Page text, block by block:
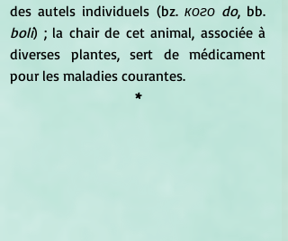
des autels individuels (bz. кого do
boli) ; la chair de cet animal, associée à
diverses plantes, sert de médicament
pour les maladies courantes.
*